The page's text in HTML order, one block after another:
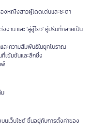
งหญิงสาวผู้โดดเด่นและชะตา
งาน และ 'ลู่อู๋โยว' คู่ปรับที่กลายเป็น
ละความสัมพันธ์ในยุคโบราณ
เข้มข้นและลึกซึ้ง
พ์
เว็บไซต์ ขึ้นอยู่กับการตั้งค่าของ